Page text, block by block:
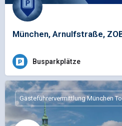
München, Arnulfstraße,
Busparkplätze
Gästeführervermittlung München